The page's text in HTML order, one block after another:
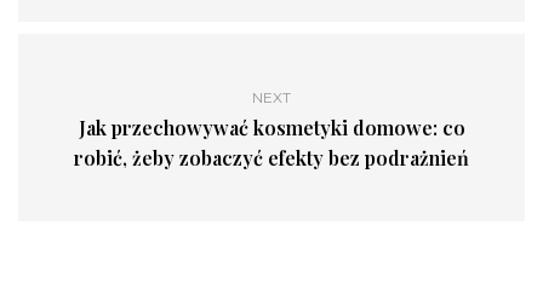
NEXT
Jak przechowywać kosmetyki domowe: co
robić, żeby zobaczyć efekty bez podrażnień